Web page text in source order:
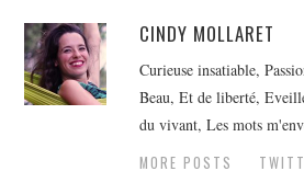
CINDY MOLLARET
Curieuse insatiable,
Beau, Et de liberté,
du vivant, Les mots
MORE POSTS